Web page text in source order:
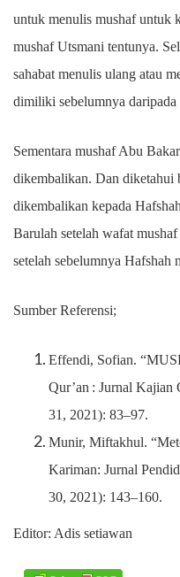
untuk menulis mushaf untuk
mushaf Utsmani tentunya.
sahabat menulis ulang atau
dimiliki sebelumnya daripada
Sementara mushaf Abu
dikembalikan. Dan diketahui
dikembalikan kepada
Barulah setelah wafat
setelah sebelumnya Hafshah
Sumber Referensi;
Effendi, Sofian.
Qur’an : Jurnal Kajian
31, 2021): 83–97.
Munir, Miftakhul.
Kariman: Jurnal
30, 2021): 143–160.
Editor: Adis setiawan